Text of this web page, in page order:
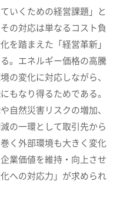
いくための経営課題」と
の対応は単なるコスト負
を踏まえた「経営革新」
。エネルギー価格の高騰
の変化に対応しながら、
もなり得るためである。
自然災害リスクの増加、
の一環として取引先から
く外部環境も大きく変化
業価値を維持・向上させ
への対応力」が求められ